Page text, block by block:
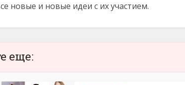
новые и новые идеи с их участием.
еще: